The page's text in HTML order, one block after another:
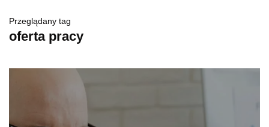
Przeglądany tag
oferta pracy